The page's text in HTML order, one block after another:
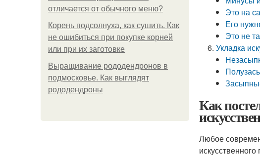
отличается от обычного меню?
Корень подсолнуха, как сушить. Как
не ошибиться при покупке корней
или при их заготовке
Выращивание рододендронов в
подмосковье. Как выглядят
рододендроны
Это на
Его
Это не
Укладка
Как
Любое